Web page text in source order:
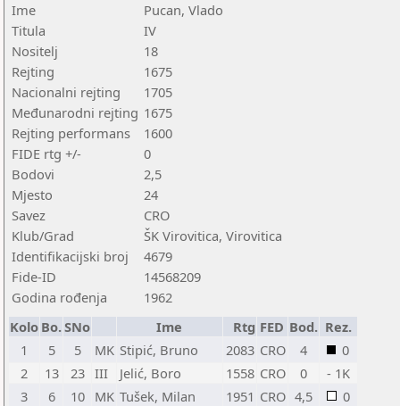
Ime
Pucan, Vlado
Titula
IV
Nositelj
18
Rejting
1675
Nacionalni rejting
1705
Međunarodni rejting 1675
Rejting performans
1600
FIDE rtg +/-
0
Bodovi
2,5
Mjesto
24
Savez
CRO
Klub/Grad
ŠK Virovitica, Virovitica
Identifikacijski broj
4679
Fide-ID
14568209
Godina rođenja
1962
Kolo Bo.SNo Ime Rtg FED Bod. Rez.
1
5 5 MK Stipić, Bruno 2083 CRO 4
0
2
13 23 III Jelić, Boro 1558 CRO 0
- 1K
3
6 10 MK Tušek, Milan 1951 CRO 4,5
0